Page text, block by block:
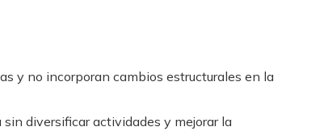
y no incorporan cambios estructurales en la
diversificar actividades y mejorar la